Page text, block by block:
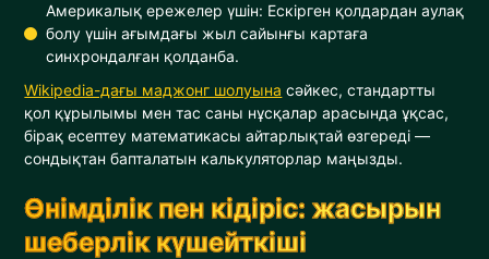
Америкалық ережелер үшін: Ескірген қолдардан аулақ
болу үшін ағымдағы жыл сайынғы картаға
синхрондалған қолданба.
Wikipedia-дағы маджонг шолуына сәйкес, стандартты
қол құрылымы мен тас саны нұсқалар арасында ұқсас,
бірақ есептеу математикасы айтарлықтай өзгереді —
сондықтан бапталатын калькуляторлар маңызды.
Өнімділік пен кідіріс: жасырын
шеберлік күшейткіші